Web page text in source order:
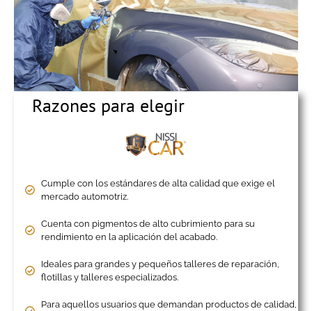
Razones para elegir
Cumple con los estándares de alta calidad que exige el
mercado automotriz.
Cuenta con pigmentos de alto cubrimiento para su
rendimiento en la aplicación del acabado.
Ideales para grandes y pequeños talleres de reparación,
flotillas y talleres especializados.
Para aquellos usuarios que demandan productos de calidad,